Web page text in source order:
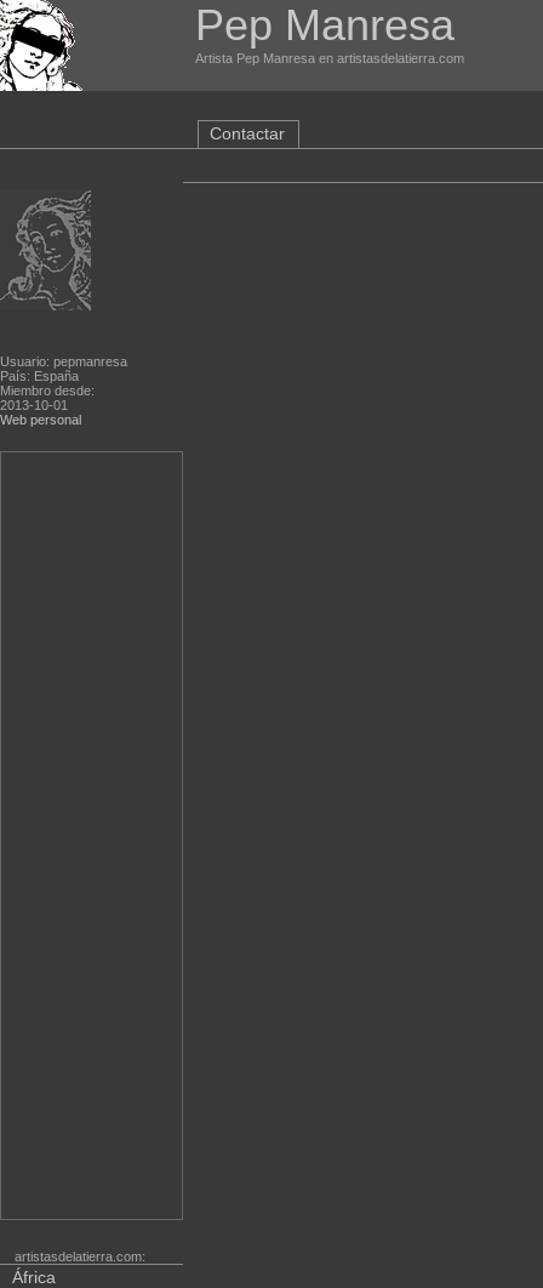
Pep Manresa
Artista Pep Manresa en artistasdelatierra.com
Usuario: pepmanresa
País: España
Miembro desde:
2013-10-01
Web personal
artistasdelatierra.com:
África
Contactar